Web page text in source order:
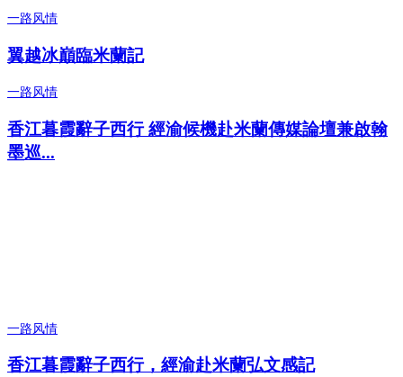
一路风情
翼越冰巔臨米蘭記
一路风情
香江暮霞辭子西行 經渝候機赴米蘭傳媒論壇兼啟翰
墨巡...
一路风情
香江暮霞辭子西行，經渝赴米蘭弘文感記